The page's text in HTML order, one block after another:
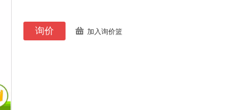
询价 加入询价篮